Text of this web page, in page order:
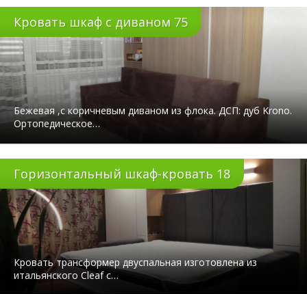
Кровать шкаф с диваном 75
Бежевая ,с коричневым диваном из флока. ДСП: дуб Krono.
Ортопедическое…
Горизонтальный шкаф-кровать 18
Кровать трансформер двуспальная изготовлена из
итальянского Cleaf с…